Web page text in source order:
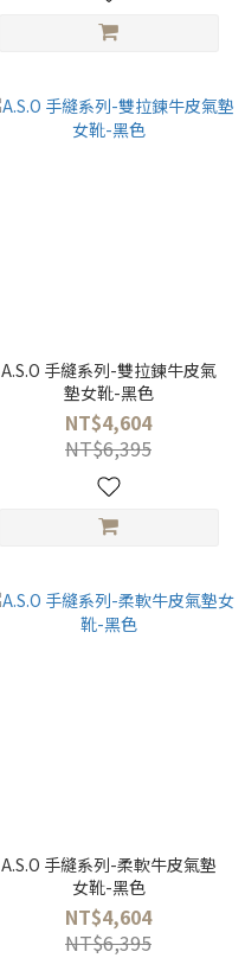
A.S.O 手縫系列-雙拉鍊牛皮氣
墊女靴-黑色
NT$4,604
NT$6,395
A.S.O 手縫系列-柔軟牛皮氣墊
女靴-黑色
NT$4,604
NT$6,395